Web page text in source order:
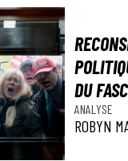
DU
ANALYSE
ROBYN